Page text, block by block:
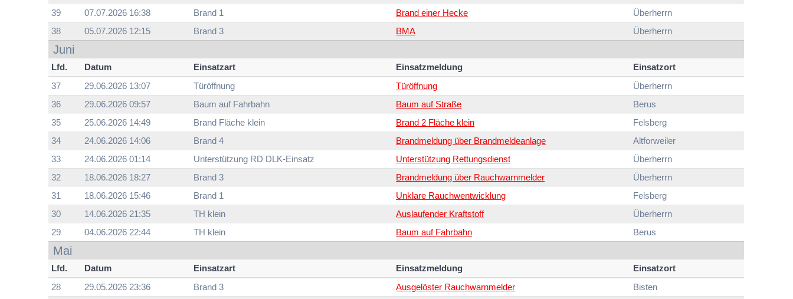
39
07.07.2026 16:38 Brand 1 Brand einer Hecke
Überherrn
38
05.07.2026 12:15 Brand 3 BMA Überherrn
Juni
Lfd. Datum Einsatzart Einsatzmeldung
Einsatzort
37
29.06.2026 13:07 Türöffnung Türöffnung
Überherrn
36
29.06.2026 09:57 Baum auf Fahrbahn Baum auf Straße
Berus
35
25.06.2026 14:49 Brand Fläche klein Brand 2 Fläche klein
Felsberg
34
24.06.2026 14:06 Brand 4 Brandmeldung über Brandmeldeanlage
Altforweiler
33
24.06.2026 01:14 Unterstützung RD DLK-Einsatz Unterstützung Rettungsdienst
Überherrn
32
18.06.2026 18:27 Brand 3 Brandmeldung über Rauchwarnmelder
Überherrn
31
18.06.2026 15:46 Brand 1 Unklare Rauchwentwicklung
Felsberg
30
14.06.2026 21:35 TH klein Auslaufender Kraftstoff
Überherrn
29
04.06.2026 22:44 TH klein Baum auf Fahrbahn Berus
Mai
Lfd. Datum Einsatzart Einsatzmeldung
Einsatzort
28
29.05.2026 23:36 Brand 3 Ausgelöster Rauchwarnmelder
Bisten